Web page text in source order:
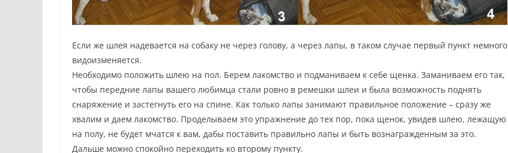
Если же шлея надевается на собаку не через голову, а через лапы, в таком случае первый пункт немного
видоизменяется.
Необходимо положить шлею на пол. Берем лакомство и подманиваем к себе щенка. Заманиваем его так,
чтобы передние лапы вашего любимца стали ровно в ремешки шлеи и была возможность поднять
снаряжение и застегнуть его на спине. Как только лапы занимают правильное положение – сразу же
хвалим и даем лакомство. Проделываем это упражнение до тех пор, пока щенок, увидев шлею, лежащую
на полу, не будет мчатся к вам, дабы поставить правильно лапы и быть вознагражденным за это.
Дальше можно спокойно переходить ко второму пункту.